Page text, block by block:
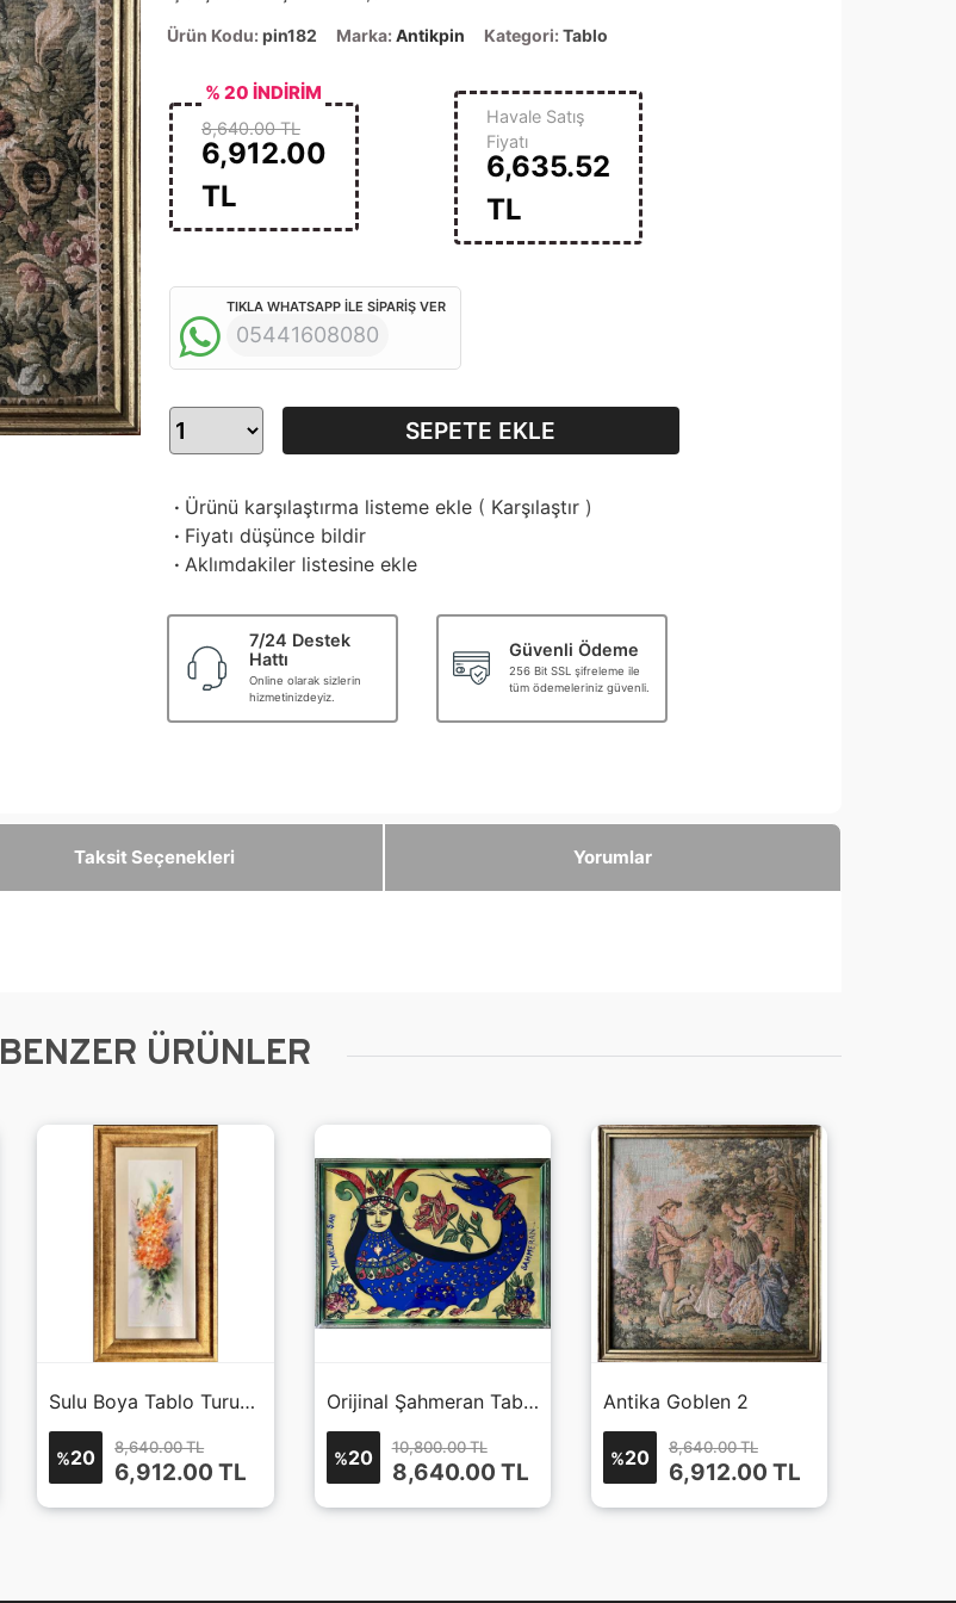
Ürün Kodu: pin182 Marka: Antikpin Kategori: Tablo
8,640.00 TL
6,912.00
TL
% 20 İNDİRİM
Havale Satış
Fiyatı
6,635.52
TL
TIKLA WHATSAPP İLE SİPARİŞ VER
05441608080
SEPETE EKLE
· Ürünü karşılaştırma listeme ekle( Karşılaştır)
· Fiyatı düşünce bildir
· Aklımdakiler listesine ekle
7/24 Destek
Hattı
Online olarak sizlerin
hizmetinizdeyiz.
Güvenli Ödeme
256 Bit SSL şifreleme ile
tüm ödemeleriniz güvenli.
Taksit Seçenekleri Yorumlar
BENZER ÜRÜNLER
Sulu Boya Tablo Turuncu Çiçek
%20 8,640.00 TL
6,912.00 TL
Orijinal Şahmeran Tablo
%20 10,800.00 TL
8,640.00 TL
Antika Goblen 2
%20 8,640.00 TL
6,912.00 TL